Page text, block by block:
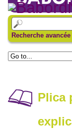
Recherche avancée
Plica